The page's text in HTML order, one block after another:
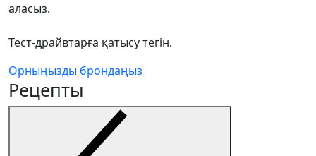
аласыз.
Тест-драйвтарға қатысу тегін.
Орныңызды брондаңыз
Рецепты